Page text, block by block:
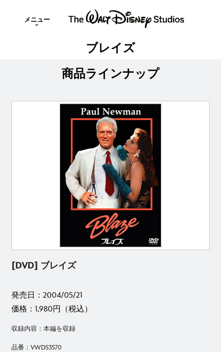
メニュー
ブレイズ
商品ラインナップ
[DVD] ブレイズ
発売日：2004/05/21
価格：1,980円（税込）
収録内容：本編を収録
品番：VWDS3570